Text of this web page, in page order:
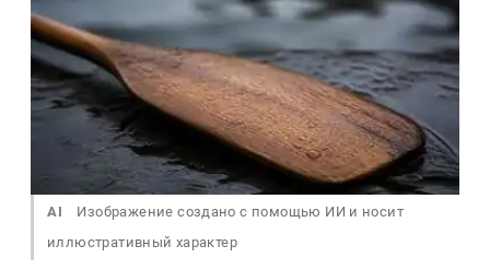
AI
Изображение создано с помощью ИИ и носит
иллюстративный характер